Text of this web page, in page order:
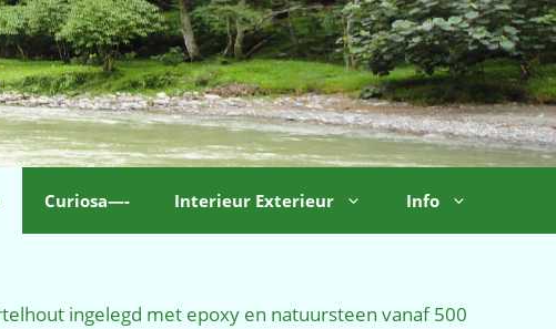
Curiosa—- Interieur Exterieur Info
ingelegd met epoxy en natuursteen vanaf 500